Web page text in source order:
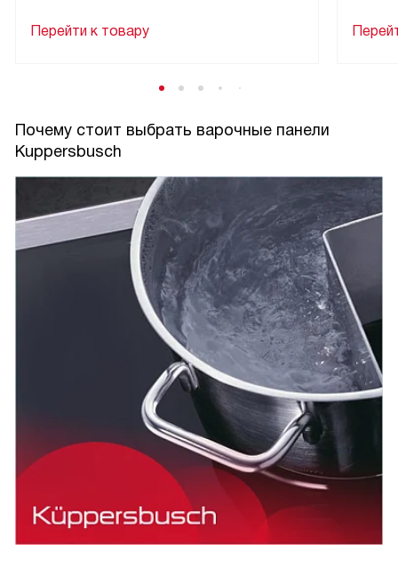
Перейти к товару
Почему стоит выбрать варочные панели
Kuppersbusch